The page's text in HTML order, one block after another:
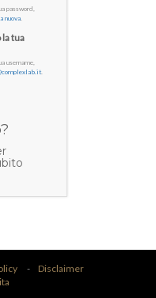
password,
nuova.
tua
username,
.
Disclaimer